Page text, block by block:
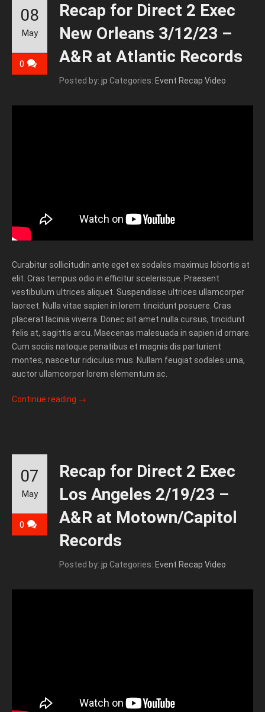
Recap for Direct 2 Exec
New Orleans 3/12/23 –
A&R at Atlantic Records
Posted by: jp Categories: Event Recap Video
08
May
0
Curabitur sollicitudin ante eget ex sodales maximus lobortis at
elit. Cras tempus odio in efficitur scelerisque. Praesent
vestibulum ultrices aliquet. Suspendisse ultrices ullamcorper
laoreet. Nulla vitae sapien in lorem tincidunt posuere. Cras
placerat lacinia viverra. Donec sit amet nulla cursus, tincidunt
felis at, sagittis arcu. Maecenas malesuada in sapien id ornare.
Cum sociis natoque penatibus et magnis dis parturient
montes, nascetur ridiculus mus. Nullam feugiat sodales urna,
auctor ullamcorper lorem elementum ac.
Continue reading →
Recap for Direct 2 Exec
Los Angeles 2/19/23 –
A&R at Motown/Capitol
Records
Posted by: jp Categories: Event Recap Video
07
May
0